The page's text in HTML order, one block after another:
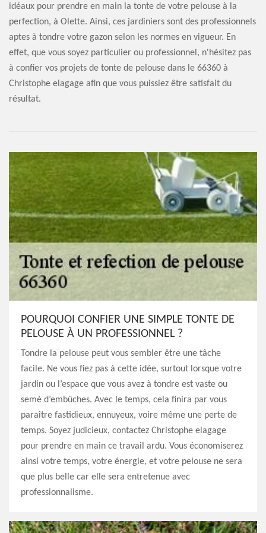
idéaux pour prendre en main la tonte de votre pelouse à la
perfection, à Olette. Ainsi, ces jardiniers sont des professionnels
aptes à tondre votre gazon selon les normes en vigueur. En
effet, que vous soyez particulier ou professionnel, n'hésitez pas
à confier vos projets de tonte de pelouse dans le 66360 à
Christophe elagage afin que vous puissiez être satisfait du
résultat.
POURQUOI CONFIER UNE SIMPLE TONTE DE
PELOUSE À UN PROFESSIONNEL ?
Tondre la pelouse peut vous sembler être une tâche
facile. Ne vous fiez pas à cette idée, surtout lorsque votre
jardin ou l’espace que vous avez à tondre est vaste ou
semé d’embûches. Avec le temps, cela finira par vous
paraître fastidieux, ennuyeux, voire même une perte de
temps. Soyez judicieux, contactez Christophe elagage
pour prendre en main ce travail ardu. Vous économiserez
ainsi votre temps, votre énergie, et votre pelouse ne sera
que plus belle car elle sera entretenue avec
professionnalisme.